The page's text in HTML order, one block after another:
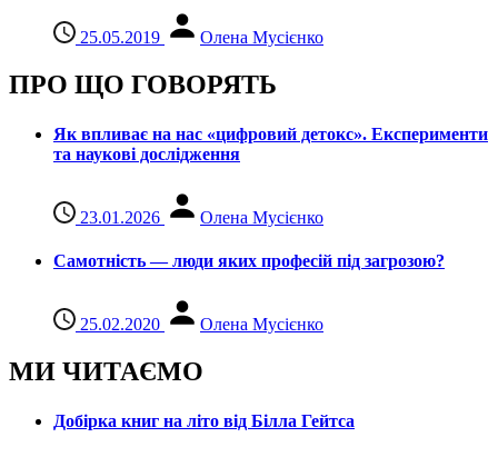
25.05.2019 Олена Мусієнко
ПРО ЩО ГОВОРЯТЬ
Як впливає на нас «цифровий детокс». Експерименти
та наукові дослідження
23.01.2026 Олена Мусієнко
Самотність — люди яких професій під загрозою?
25.02.2020 Олена Мусієнко
МИ ЧИТАЄМО
Добірка книг на літо від Білла Гейтса